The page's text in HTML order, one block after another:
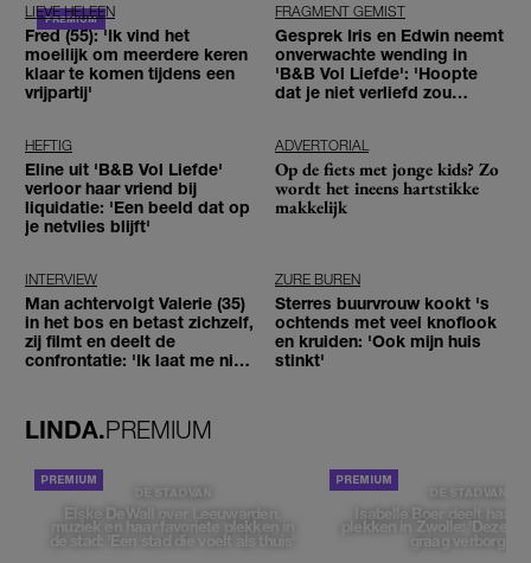
LIEVE HELEEN
Fred (55): 'Ik vind het
moeilijk om meerdere keren
klaar te komen tijdens een
vrijpartij'
FRAGMENT GEMIST
Gesprek Iris en Edwin neemt
onverwachte wending in
'B&B Vol Liefde': 'Hoopte
dat je niet verliefd zou
HEFTIG
Eline uit 'B&B Vol Liefde'
verloor haar vriend bij
liquidatie: 'Een beeld dat op
je netvlies blijft'
ADVERTORIAL
Op de fiets met jonge kids? Zo
wordt het ineens hartstikke
makkelijk
INTERVIEW
Man achtervolgt Valerie (35)
in het bos en betast zichzelf,
zij filmt en deelt de
confrontatie: 'Ik laat me niet
ZURE BUREN
Sterres buurvrouw kookt 's
ochtends met veel knoflook
en kruiden: 'Ook mijn huis
stinkt'
LINDA.PREMIUM
DE STAD VAN
Elske DeWall over Leeuwarden,
muziek en haar favoriete plekken in
de stad: 'Een stad die voelt als thuis'
DE STAD VAN
Isabelle Boer deelt haar
plekken in Zwolle: 'Deze
graag verborgen'